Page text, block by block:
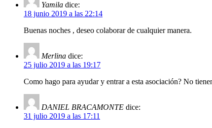
Yamila dice:
18 junio 2019 a las 22:14
Buenas noches , deseo colaborar de cualquier manera.
Merlina dice:
25 julio 2019 a las 19:17
Como hago para ayudar y entrar a esta asociación? No
DANIEL BRACAMONTE dice:
31 julio 2019 a las 17:11